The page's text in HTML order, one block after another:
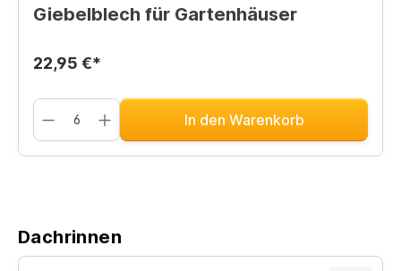
Giebelblech für Gartenhäuser
22,95 €*
In den Warenkorb
Dachrinnen